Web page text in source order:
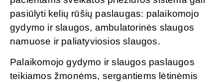
pasiūlyti kelių rūšių paslaugas: palaikomojo
gydymo ir slaugos, ambulatorinės slaugos
namuose ir paliatyviosios slaugos.
Palaikomojo gydymo ir slaugos paslaugos
teikiamos žmonėms, sergantiems lėtinėmis